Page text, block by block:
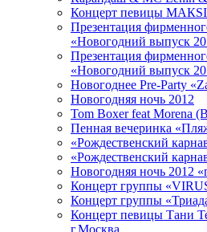
Концерт певицы
Презентация
«Новогодний выпуск
Презентация
«Новогодний выпуск
Новогоднее Pre-Party
Новогодняя ночь 2012
Tom Boxer feat Morena
Пенная вечеринка
«Рождественский
«Рождественский
Новогодняя ночь 2012
Концерт группы
Концерт группы
Концерт певицы Тани
г.Москва